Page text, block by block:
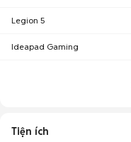
Legion 5
Ideapad Gaming
Tiện ích